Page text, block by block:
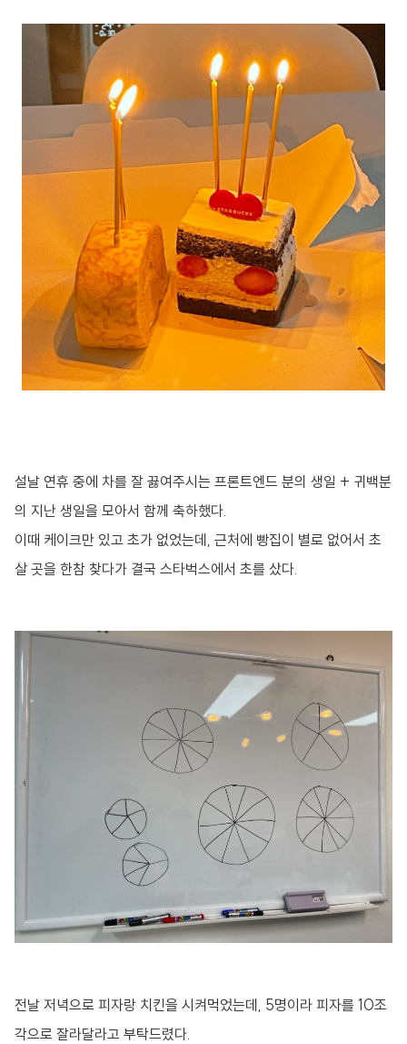
설날 연휴 중에 차를 잘 끓여주시는 프론트엔드 분의 생일 + 귀백분
의 지난 생일을 모아서 함께 축하했다.
이때 케이크만 있고 초가 없었는데, 근처에 빵집이 별로 없어서 초
살 곳을 한참 찾다가 결국 스타벅스에서 초를 샀다.
전날 저녁으로 피자랑 치킨을 시켜먹었는데, 5명이라 피자를 10조
각으로 잘라달라고 부탁드렸다.